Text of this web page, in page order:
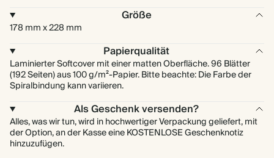
Größe
178 mm x 228 mm
Papierqualität
Laminierter Softcover mit einer matten Oberfläche. 96 Blätter
(192 Seiten) aus 100 g/m²-Papier. Bitte beachte: Die Farbe der
Spiralbindung kann variieren.
Als Geschenk versenden?
Alles, was wir tun, wird in hochwertiger Verpackung geliefert, mit
der Option, an der Kasse eine KOSTENLOSE Geschenknotiz
hinzuzufügen.